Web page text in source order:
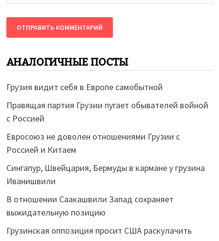
АНАЛОГИЧНЫЕ ПОСТЫ
Грузия видит себя в Европе самобытной
Правящая партия Грузии пугает обывателей войной
с Россией
Евросоюз не доволен отношениями Грузии с
Россией и Китаем
Сингапур, Швейцария, Бермуды в кармане у грузина
Иванишвили
В отношении Саакашвили Запад сохраняет
выжидательную позицию
Грузинская оппозиция просит США раскулачить